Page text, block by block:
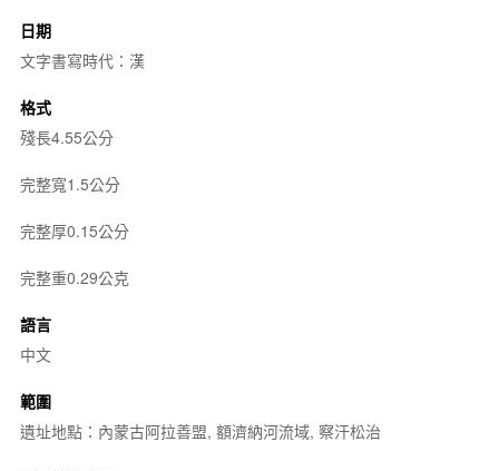
日期
文字書寫時代：漢
格式
殘長4.55公分
完整寬1.5公分
完整厚0.15公分
完整重0.29公克
語言
中文
範圍
遺址地點：內蒙古阿拉善盟, 額濟納河流域, 察汗松治